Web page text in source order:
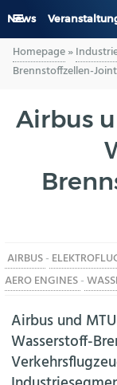
News
GENERAL
MILITÄR
HELIKOPTER
Homepage»
Brennstoffzellen-
Airbus
AIRBUS-
AERO ENGINES-
Airbus und
Wasserstoff-